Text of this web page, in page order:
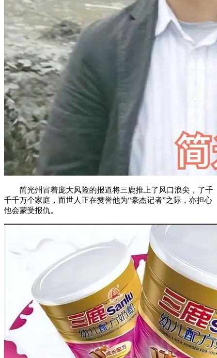
简光州冒着庞大风险的报道将三鹿推上了风口浪尖，了千
千千万个家庭，而世人正在赞誉他为“豪杰记者”之际，亦担心
他会蒙受报仇。